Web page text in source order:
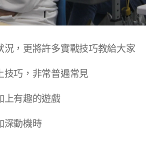
，更將許多實戰技巧教給大家
技巧，非常普遍常見
上有趣的遊戲
深動機時